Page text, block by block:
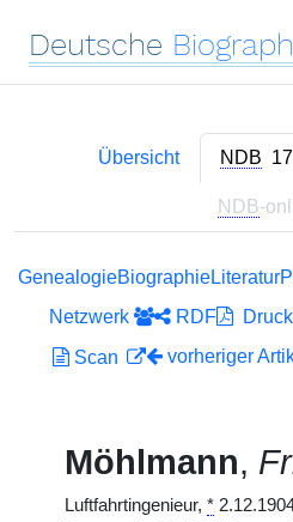
Deutsche
Übersicht NDB
NDB-
GenealogieBiographieLiteratur
Netzwerk
RDF
Scan
vorheriger
Möhlmann,
Luftfahrtingenieur, *